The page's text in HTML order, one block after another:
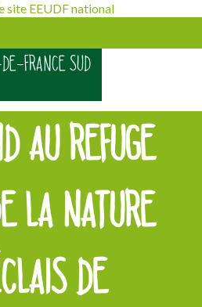
site EEUDF national
FRANCE SUD
AU REFUGE
LA NATURE
DE